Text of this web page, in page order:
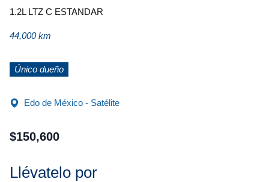
1.2L LTZ C ESTANDAR
44,000 km
Único dueño
Edo de México - Satélite
$150,600
Llévatelo por